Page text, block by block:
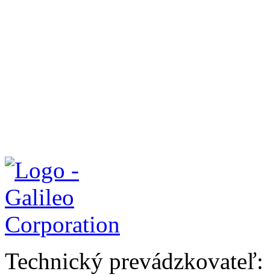
Technický prevádzkovateľ: